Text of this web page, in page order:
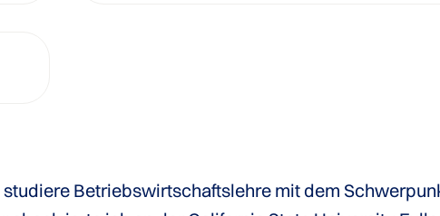
Betriebswirtschaftslehre mit dem